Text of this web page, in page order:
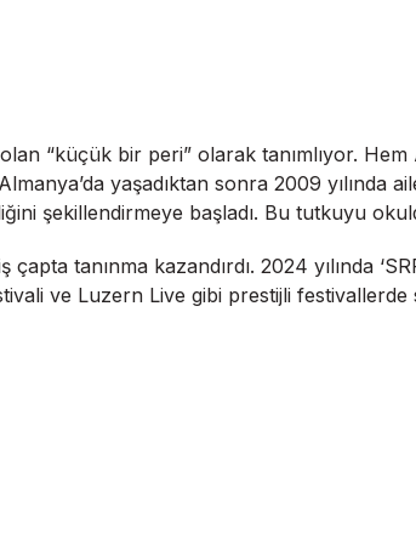
“küçük bir peri” olarak tanımlıyor.
yaşadıktan sonra 2009 yılında
şekillendirmeye başladı. Bu tutkuyu
tanınma kazandırdı. 2024 yılında
ve Luzern Live gibi prestijli festivallerde